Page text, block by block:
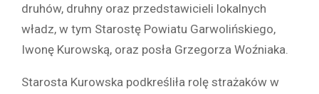
druhów, druhny oraz przedstawicieli lokalnych
władz, w tym Starostę Powiatu Garwolińskiego,
Iwonę Kurowską, oraz posła Grzegorza Woźniaka.
Starosta Kurowska podkreśliła rolę strażaków w